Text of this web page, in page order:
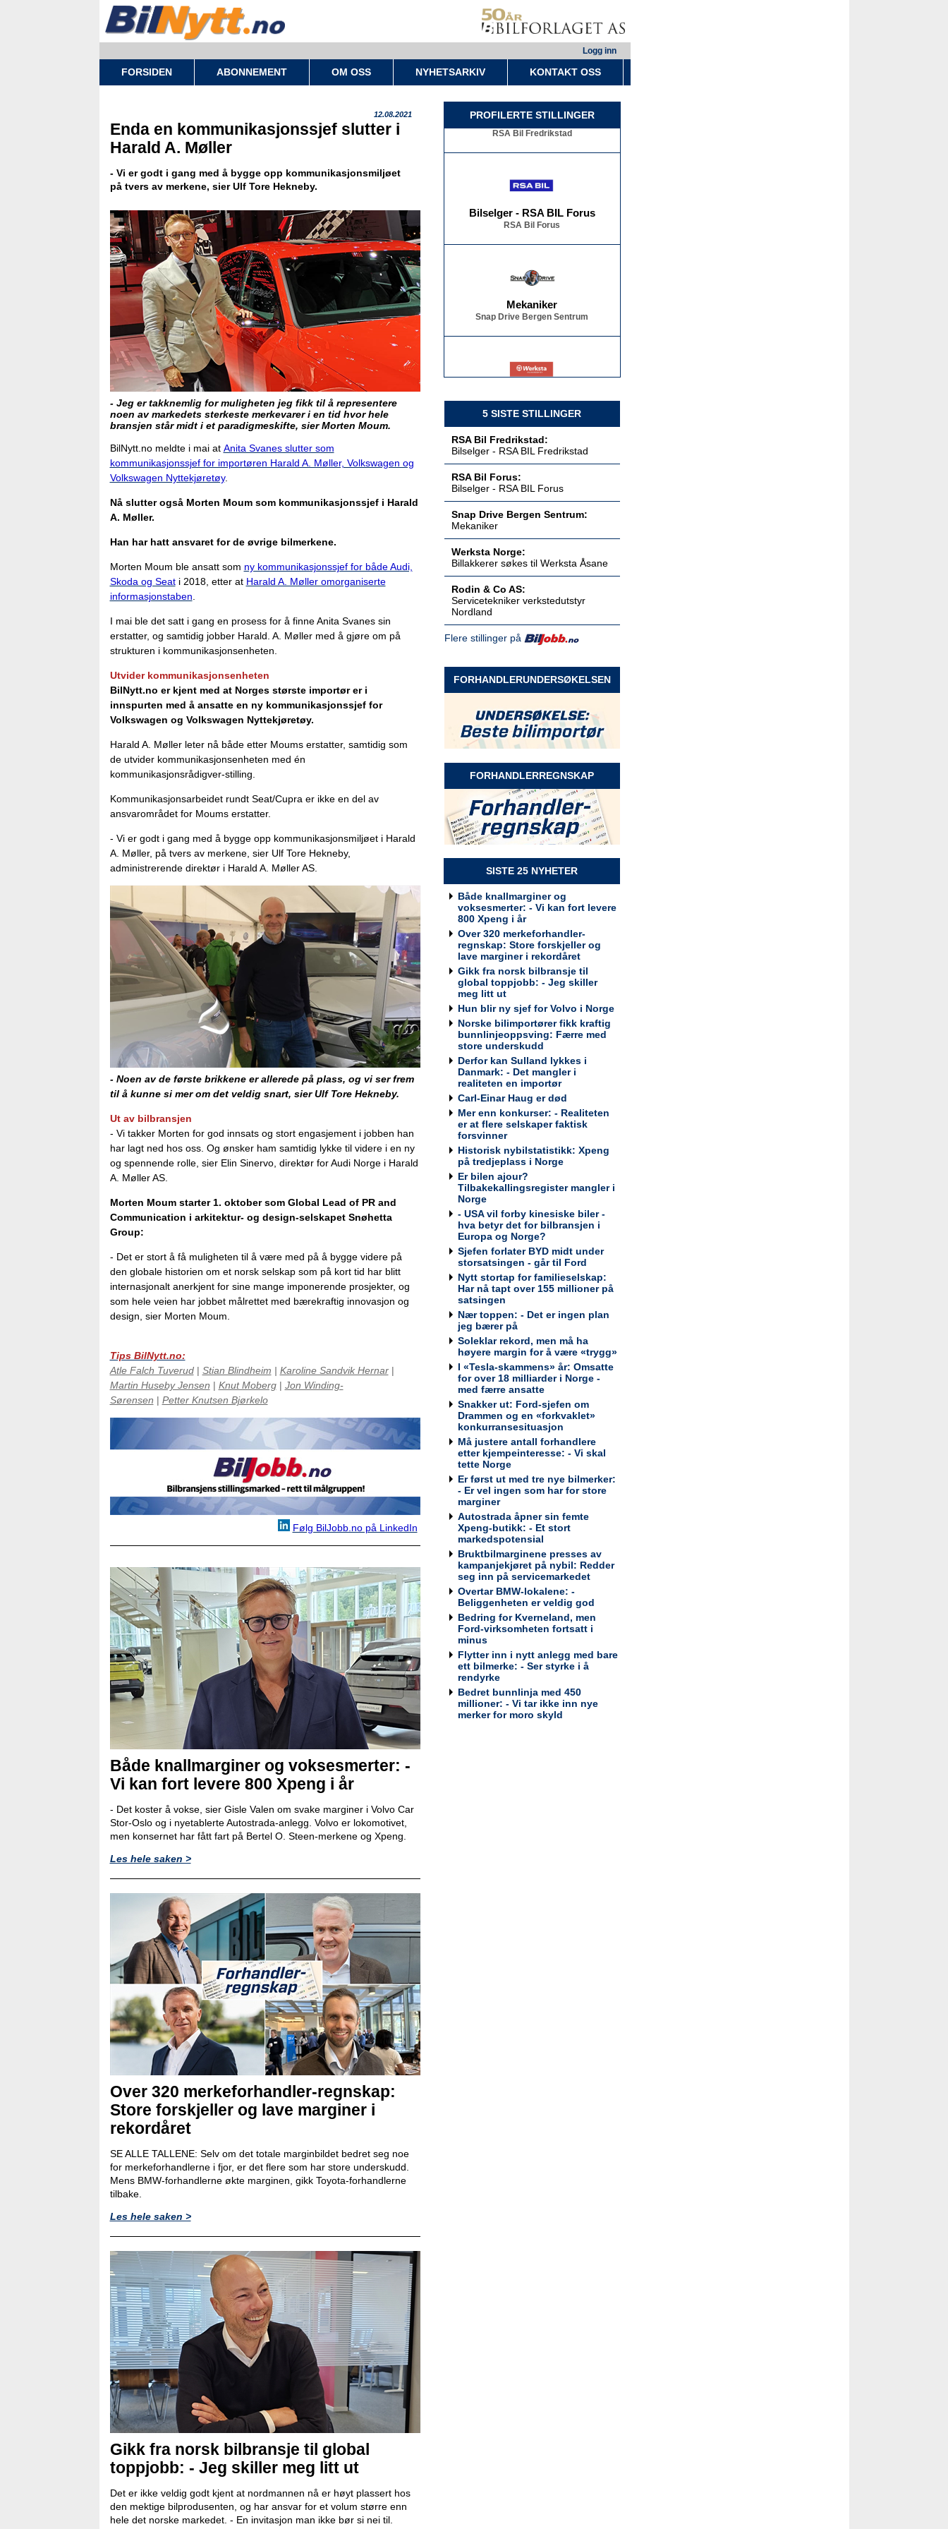
Logg inn
FORSIDEN ABONNEMENT OM OSS NYHETSARKIV KONTAKT OSS
12.08.2021
Enda en kommunikasjonssjef slutter i
Harald A. Møller
- Vi er godt i gang med å bygge opp kommunikasjonsmiljøet
på tvers av merkene, sier Ulf Tore Hekneby.
- Jeg er takknemlig for muligheten jeg fikk til å representere
noen av markedets sterkeste merkevarer i en tid hvor hele
bransjen står midt i et paradigmeskifte, sier Morten Moum.
BilNytt.no meldte i mai at Anita Svanes slutter som
kommunikasjonssjef for importøren Harald A. Møller, Volkswagen og
Volkswagen Nyttekjøretøy.
Nå slutter også Morten Moum som kommunikasjonssjef i Harald
A. Møller.
Han har hatt ansvaret for de øvrige bilmerkene.
Morten Moum ble ansatt som ny kommunikasjonssjef for både Audi,
Skoda og Seati 2018, etter at Harald A. Møller omorganiserte
informasjonstaben
I mai ble det satt i gang en prosess for å finne Anita Svanes sin
erstatter, og samtidig jobber Harald. A. Møller med å gjøre om på
strukturen i kommunikasjonsenheten.
Utvider kommunikasjonsenheten
BilNytt.no er kjent med at Norges største importør er i
innspurten med å ansatte en ny kommunikasjonssjef for
Volkswagen og Volkswagen Nyttekjøretøy.
Harald A. Møller leter nå både etter Moums erstatter, samtidig som
de utvider kommunikasjonsenheten med én
kommunikasjonsrådigver-stilling.
Kommunikasjonsarbeidet rundt Seat/Cupra er ikke en del av
ansvarområdet for Moums erstatter.
- Vi er godt i gang med å bygge opp kommunikasjonsmiljøet i Harald
A. Møller, på tvers av merkene, sier Ulf Tore Hekneby,
administrerende direktør i Harald A. Møller AS.
- Noen av de første brikkene er allerede på plass, og vi ser frem
til å kunne si mer om det veldig snart, sier Ulf Tore Hekneby.
Ut av bilbransjen
- Vi takker Morten for god innsats og stort engasjement i jobben han
har lagt ned hos oss. Og ønsker ham samtidig lykke til videre i en ny
og spennende rolle, sier Elin Sinervo, direktør for Audi Norge i Harald
A. Møller AS.
Morten Moum starter 1. oktober som Global Lead of PR and
Communication i arkitektur- og design-selskapet Snøhetta
Group:
- Det er stort å få muligheten til å være med på å bygge videre på
den globale historien om et norsk selskap som på kort tid har blitt
internasjonalt anerkjent for sine mange imponerende prosjekter, og
som hele veien har jobbet målrettet med bærekraftig innovasjon og
design, sier Morten Moum.
Tips BilNytt.no:
Atle Falch Tuverud| Stian Blindheim | Karoline Sandvik Hernar|
Martin Huseby Jensen | Knut Moberg| Jon Winding-
Sørensen | Petter Knutsen Bjørkelo
Følg BilJobb.no på LinkedIn
Både knallmarginer og voksesmerter: -
Vi kan fort levere 800 Xpeng i år
- Det koster å vokse, sier Gisle Valen om svake marginer i Volvo Car
Stor-Oslo og i nyetablerte Autostrada-anlegg. Volvo er lokomotivet,
men konsernet har fått fart på Bertel O. Steen-merkene og Xpeng.
Les hele saken >
Over 320 merkeforhandler-regnskap:
Store forskjeller og lave marginer i
rekordåret
SE ALLE TALLENE: Selv om det totale marginbildet bedret seg noe
for merkeforhandlerne i fjor, er det flere som har store underskudd.
Mens BMW-forhandlerne økte marginen, gikk Toyota-forhandlerne
tilbake.
Les hele saken >
Gikk fra norsk bilbransje til global
toppjobb: - Jeg skiller meg litt ut
Det er ikke veldig godt kjent at nordmannen nå er høyt plassert hos
den mektige bilprodusenten, og har ansvar for et volum større enn
hele det norske markedet. - En invitasjon man ikke bør si nei til.
PROFILERTE STILLINGER
RSA Bil Fredrikstad
RSA Bil Forus
Mekaniker
Snap Drive Bergen Sentrum
Billakkerer søkes til Werksta Åsane
Servicetekniker verkstedutstyr
Nordland
Rodin & Co AS
Servicetekniker verkstedutstyr
Østlandet
Rodin & Co AS
Selger Innlandet
Selger kundeservice
Billakkerer søkes til Werksta
Grorud
Werksta Norge
Kundemottaker og Takserer for
Werksta Grorud
Werksta Norge
Salgssjef
Møller Bil Outlet Alnabru
Servicemarkedsleder
Sulland Lier
Teknisk kontrollør
Viking Kontroll AS
Avdelingsleder / Kundemottaker
Mekonomen Bilverksted, Arna
Bilmekaniker / Service Technician -
Haugesund
Tesla Norway AS
Bilmekaniker / Service Technician -
Bodø
Tesla Norway AS
Bilmekaniker / Service Technician -
Stavanger
Tesla Norway AS
5 SISTE STILLINGER
RSA Bil Fredrikstad:
Bilselger - RSA BIL Fredrikstad
RSA Bil Forus:
Bilselger - RSA BIL Forus
Snap Drive Bergen Sentrum:
Mekaniker
Werksta Norge:
Billakkerer søkes til Werksta Åsane
Rodin & Co AS:
Servicetekniker verkstedutstyr
Nordland
Flere stillinger på
FORHANDLERUNDERSØKELSEN
FORHANDLERREGNSKAP
SISTE 25 NYHETER
Både knallmarginer og
voksesmerter: - Vi kan fort levere
800 Xpeng i år
Over 320 merkeforhandler-
regnskap: Store forskjeller og
lave marginer i rekordåret
Gikk fra norsk bilbransje til
global toppjobb: - Jeg skiller
meg litt ut
Hun blir ny sjef for Volvo i Norge
Norske bilimportører fikk kraftig
bunnlinjeoppsving: Færre med
store underskudd
Derfor kan Sulland lykkes i
Danmark: - Det mangler i
realiteten en importør
Carl-Einar Haug er død
Mer enn konkurser: - Realiteten
er at flere selskaper faktisk
forsvinner
Historisk nybilstatistikk: Xpeng
på tredjeplass i Norge
Er bilen ajour?
Tilbakekallingsregister mangler i
Norge
- USA vil forby kinesiske biler -
hva betyr det for bilbransjen i
Europa og Norge?
Sjefen forlater BYD midt under
storsatsingen - går til Ford
Nytt stortap for familieselskap:
Har nå tapt over 155 millioner på
satsingen
Nær toppen: - Det er ingen plan
jeg bærer på
Soleklar rekord, men må ha
høyere margin for å være «trygg»
I «Tesla-skammens» år: Omsatte
for over 18 milliarder i Norge -
med færre ansatte
Snakker ut: Ford-sjefen om
Drammen og en «forkvaklet»
konkurransesituasjon
Må justere antall forhandlere
etter kjempeinteresse: - Vi skal
tette Norge
Er først ut med tre nye bilmerker:
- Er vel ingen som har for store
marginer
Autostrada åpner sin femte
Xpeng-butikk: - Et stort
markedspotensial
Bruktbilmarginene presses av
kampanjekjøret på nybil: Redder
seg inn på servicemarkedet
Overtar BMW-lokalene: -
Beliggenheten er veldig god
Bedring for Kverneland, men
Ford-virksomheten fortsatt i
minus
Flytter inn i nytt anlegg med bare
ett bilmerke: - Ser styrke i å
rendyrke
Bedret bunnlinja med 450
millioner: - Vi tar ikke inn nye
merker for moro skyld